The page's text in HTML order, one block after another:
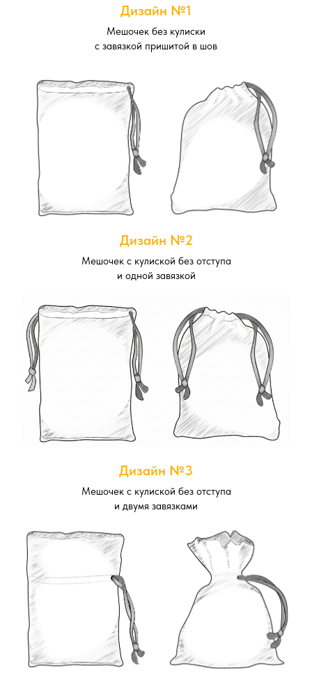
Дизайн №1
Мешочек без кулиски
с завязкой пришитой в шов
Дизайн №2
Мешочек с кулиской без отступа
и одной завязкой
Дизайн №3
Мешочек с кулиской без отступа
и двумя завязками